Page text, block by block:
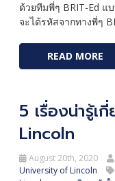
ด้วยทีมพี่ๆ BRIT-Ed แ
จะได้รหัสจากทางพี่ๆ
READ MORE
5 เรื่องน่ารู้เ
Lincoln
August 20th, 2020
University of Lincoln